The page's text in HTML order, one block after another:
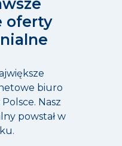
oferty
biuro
Nasz
powstał w